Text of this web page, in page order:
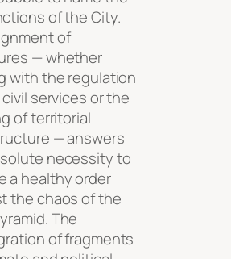
of the City.
of
— whether
with the regulation
services or the
of territorial
— answers
necessity to
a healthy order
the chaos of the
The
of fragments